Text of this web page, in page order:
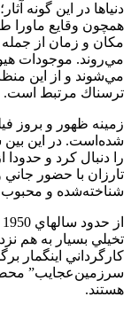
دنياها در اين گونه
همچون وقايع
مكان و زمان از جمله
مي‌روند. موجودات
مي‌شوند و از اين
ترسناك مرتبط است.
شده‌است. در اين بين
تارزان با حضور جاني
شناخته‌شده و
تخيلي بسيار به هم
سرزمين‌عجايب”
هستند.